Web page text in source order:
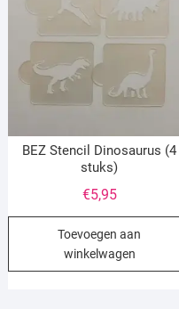
BEZ Stencil Dinosaurus (4
stuks)
€5,95
Toevoegen aan
winkelwagen